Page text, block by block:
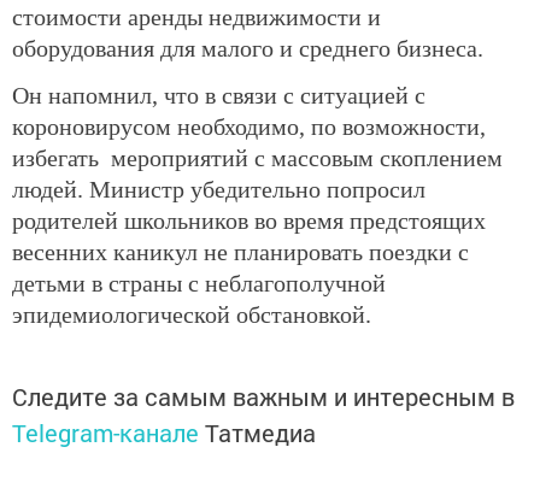
стоимости аренды недвижимости и
оборудования для малого и среднего бизнеса.
Он напомнил, что в связи с ситуацией с
короновирусом необходимо, по возможности,
избегать мероприятий с массовым скоплением
людей. Министр убедительно попросил
родителей школьников во время предстоящих
весенних каникул не планировать поездки с
детьми в страны с неблагополучной
эпидемиологической обстановкой.
Следите за самым важным и интересным в
Telegram-канале Татмедиа